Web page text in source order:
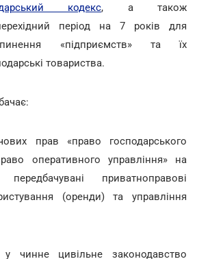
кодекс, а також
період на 7 років для
«підприємств» та їх
товариства.
прав «право господарського
оперативного управління» на
приватноправові
(оренди) та управління
у чинне цивільне законодавство